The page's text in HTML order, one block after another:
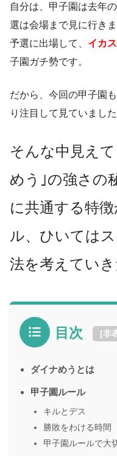
自分は、甲子園は去年
選は会場まで見に行き
予選に出場して、 イカ
子園ガチ勢です。
だから、今回の甲子園
り注目して見ていました
そんな中見え
めう｣の強さの
に共通する特
ル、ひいては
法を考えていき
目次 [非
ダイナめうとは
甲子園ルール
キルとデス
勝敗をわける時間
甲子園ルールで大